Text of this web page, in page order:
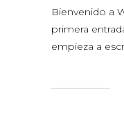
Bienvenido a
primera
empieza a